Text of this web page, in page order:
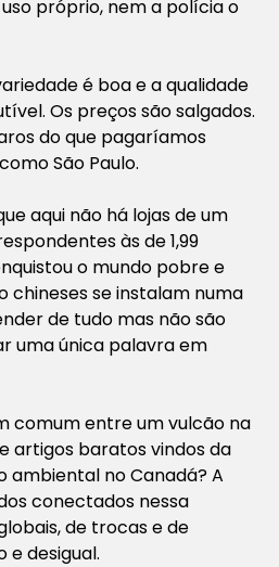
próprio, nem a polícia o
é boa e a qualidade
Os preços são salgados.
do que pagaríamos
São Paulo.
aqui não há lojas de um
às de 1,99
o mundo pobre e
chineses se instalam numa
de tudo mas não são
uma única palavra em
comum entre um vulcão na
artigos baratos vindos da
ambiental no Canadá? A
conectados nessa
de trocas e de
e desigual.